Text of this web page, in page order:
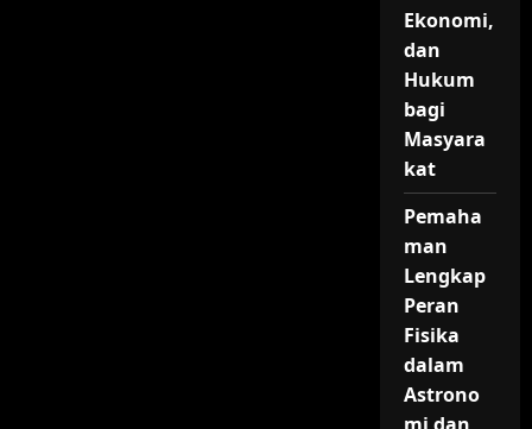
Ekonomi,
dan
Hukum
bagi
Masyara
kat
Pemaha
man
Lengkap
Peran
Fisika
dalam
Astrono